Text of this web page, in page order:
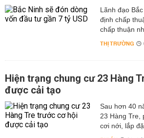
Lãnh đạo
định chấp
chấp thuận
THỊ TRƯỜNG
Hiện trạng chung cư 23 Hàng
được cải tạo
Sau hơn 40
23 Hàng Tre,
cơi nới, lắp